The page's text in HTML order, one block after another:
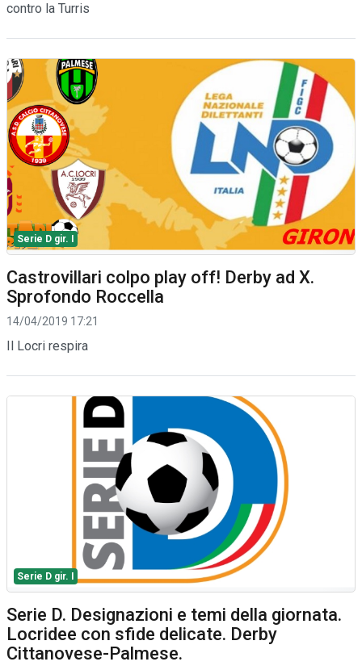
contro la Turris
Serie D gir. I
Castrovillari colpo play off! Derby ad X.
Sprofondo Roccella
14/04/2019 17:21
Il Locri respira
Serie D gir. I
Serie D. Designazioni e temi della giornata.
Locridee con sfide delicate. Derby
Cittanovese-Palmese.